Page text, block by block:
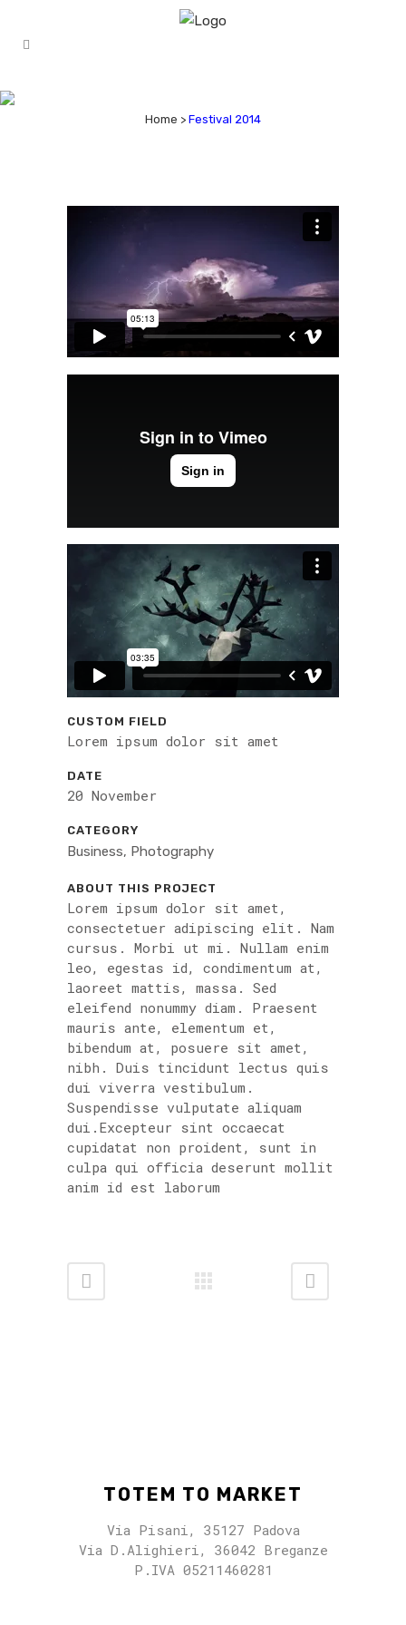
Home > Festival 2014
CUSTOM FIELD
Lorem ipsum dolor sit amet
DATE
20 November
CATEGORY
Business, Photography
ABOUT THIS PROJECT
Lorem ipsum dolor sit amet,
consectetuer adipiscing elit. Nam
cursus. Morbi ut mi. Nullam enim
leo, egestas id, condimentum at,
laoreet mattis, massa. Sed
eleifend nonummy diam. Praesent
mauris ante, elementum et,
bibendum at, posuere sit amet,
nibh. Duis tincidunt lectus quis
dui viverra vestibulum.
Suspendisse vulputate aliquam
dui.Excepteur sint occaecat
cupidatat non proident, sunt in
culpa qui officia deserunt mollit
anim id est laborum
TOTEM TO MARKET
Via Pisani, 35127 Padova
Via D.Alighieri, 36042 Breganze
P.IVA 05211460281